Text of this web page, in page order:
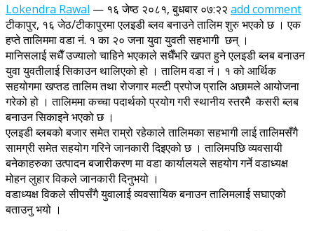
Lokendra Rawal — १६ जेष्ठ २०८१, बुधबार ०७:२२ add comment
टीकापुर, १६ जेठ/टीकापुरमा एलइडी ब्लव बनाउने तालिम शुरु भएको छ । एक
हप्ते तालिममा वडा नं. १ का २० जना युवा युवती सहभागी छन् ।
मानिसलाई सधैँ उज्यालो चाहिने भएकाले सधैँभरि खपत हुने एलइडी ब्लब बनाउन
युवा युवतीलाई सिकाउन थालिएको हो । तालिम वडा नं। १ को आर्थिक
सहयोगमा खप्तड तालिम तथा रोजगार मल्टी प्रपोज प्रालि अछामले आयोजना
गरेको हो । तालिममा कच्चा पदार्थको प्रयोग गरी स्थानीय स्तरमै कसरी ब्लब
बनाउन सिकाइने भएको छ ।
एलइडी ब्लबको बजार समेत राम्रो रहेकाले तालिमका सहभागी लाई तालिमसँगै
सामग्री समेत सहयोग गरिने जानकारी दिइएको छ । तालिमपछि व्यवसायी
बनेकाहरुका उत्पादन बजारीकरण मा वडा कार्यालयले सहयोग गर्ने वडाध्यक्ष
मोहन लुहार विकले जानकारी दिनुभयो ।
वडाध्यक्ष विकले सीपसँगै युवालाई व्यवसायिक बनाउन तालिमलाई सघाएको
बताउनु भयो ।